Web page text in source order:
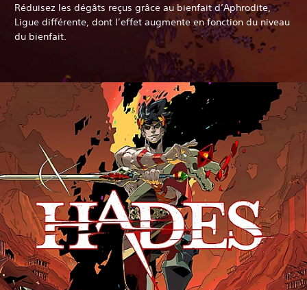
Réduisez les dégâts reçus grâce au bienfait d’Aphrodite,
Ligue différente, dont l’effet augmente en fonction du niveau
du bienfait.